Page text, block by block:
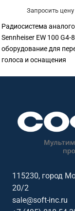
Запросить цену
Радиосистема
Sennheiser EW 100 G4-
оборудование для
голоса и оснащения
мест сотрудников.
помогает подобрать
оборудование под
помещение,
Sennheiser.
115230, город
20/2
sale@soft-inc.ru